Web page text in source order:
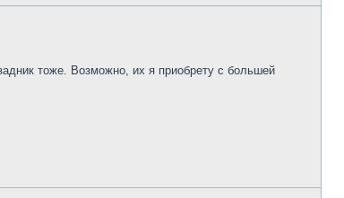
тоже. Возможно, их я приобрету с большей